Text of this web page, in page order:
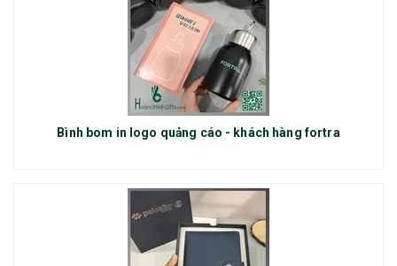
Bình bom in logo quảng cáo - khách hàng fortra